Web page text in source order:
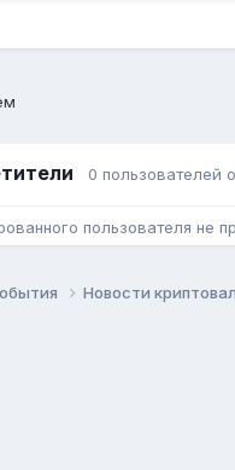
0 пользователей
пользователя не
Новости